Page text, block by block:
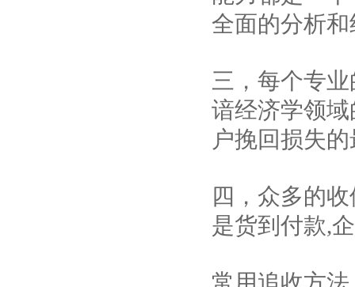
全面的分析
三，每个专
谙经济学领
户挽回损失
四，众多的
是货到付款,